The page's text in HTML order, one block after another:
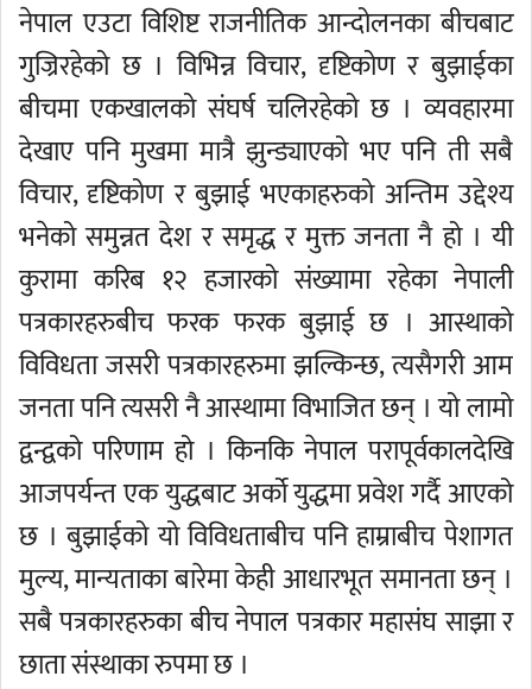
नेपाल एउटा विशिष्ट राजनीतिक आन्दोलनका बीचबाट
गुज्रिरहेको छ । विभिन्न विचार, दृष्टिकोण र बुझाईका
बीचमा एकखालको संघर्ष चलिरहेको छ । व्यवहारमा
देखाए पनि मुखमा मात्रै झुन्ड्याएको भए पनि ती सबै
विचार, दृष्टिकोण र बुझाई भएकाहरुको अन्तिम उद्देश्य
भनेको समुन्नत देश र समृद्ध र मुक्त जनता नै हो । यी
कुरामा करिब १२ हजारको संख्यामा रहेका नेपाली
पत्रकारहरुबीच फरक फरक बुझाई छ । आस्थाको
विविधता जसरी पत्रकारहरुमा झल्किन्छ, त्यसैगरी आम
जनता पनि त्यसरी नै आस्थामा विभाजित छन् । यो लामो
द्वन्द्वको परिणाम हो । किनकि नेपाल परापूर्वकालदेखि
आजपर्यन्त एक युद्धबाट अर्को युद्धमा प्रवेश गर्दै आएको
छ । बुझाईको यो विविधताबीच पनि हाम्राबीच पेशागत
मुल्य, मान्यताका बारेमा केही आधारभूत समानता छन् ।
सबै पत्रकारहरुका बीच नेपाल पत्रकार महासंघ साझा र
छाता संस्थाका रुपमा छ ।